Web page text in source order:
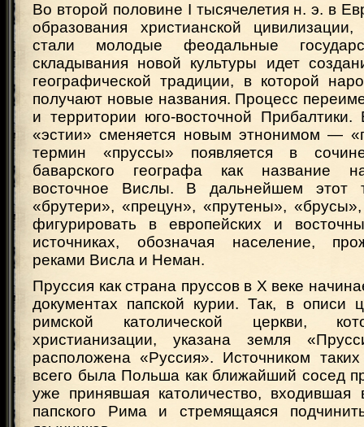
Во второй половине I тысячелетия н. э. в
образования христианской
стали молодые феодальные
складывания новой культуры идет
географической традиции, в которой
получают новые названия. Процесс
и территории юго-восточной
«эстии» сменяется новым этнонимом —
термин «пруссы» появляется в
баварского географа как название
восточное Вислы. В дальнейшем
«брутери», «прецун», «прутены»,
фигурировать в европейских и
источниках, обозначая население,
реками Висла и Неман.
Пруссия как страна пруссов в X веке
документах папской курии. Так, в описи
римской католической церкви,
христианизации, указана земля
расположена «Руссия». Источником
всего была Польша как ближайший сосед
уже принявшая католичество, входившая
папского Рима и стремящаяся